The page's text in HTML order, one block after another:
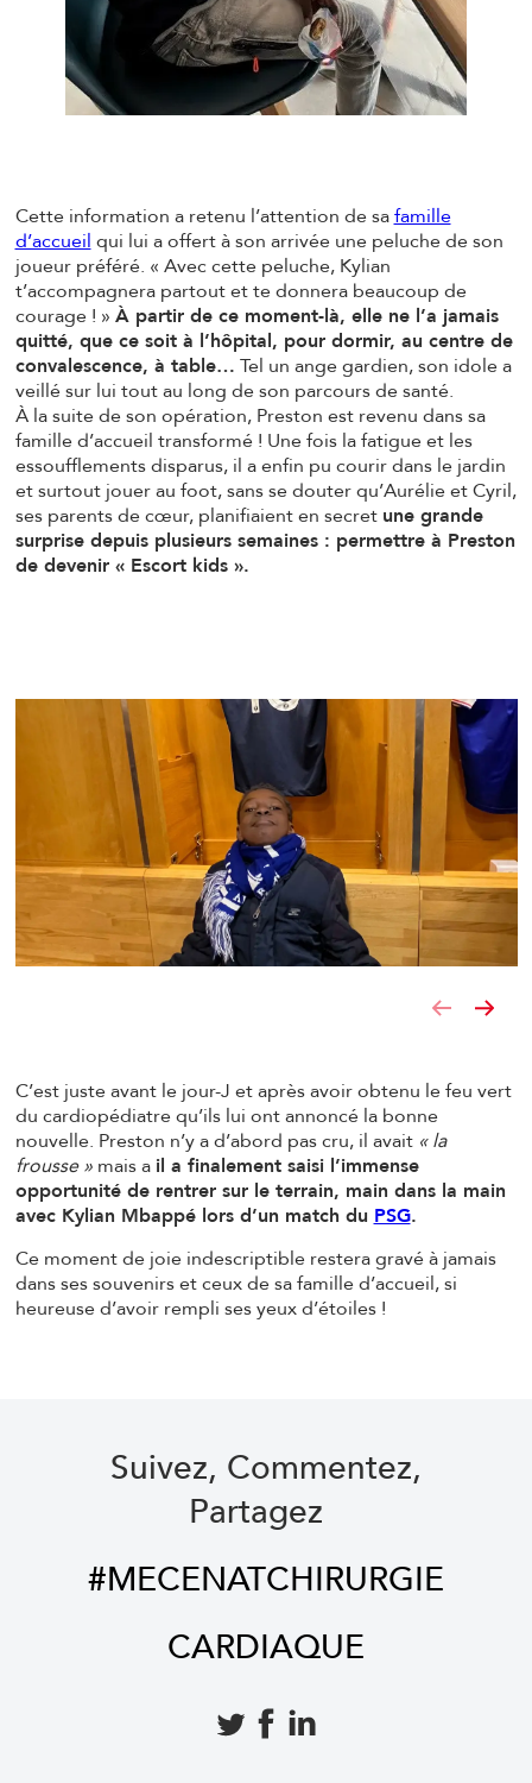
Cette information a retenu l’attention de safamille
d’accueil qui lui a offert à son arrivée une peluche de son
joueur préféré. « Avec cette peluche, Kylian
t’accompagnera partout et te donnera beaucoup de
courage ! » À partir de ce moment-là, elle ne l’a jamais
quitté, que ce soit à l’hôpital, pour dormir, au centre de
convalescence, à table… Tel un ange gardien, son idole a
veillé sur lui tout au long de son parcours de santé.
À la suite de son opération, Preston est revenu dans sa
famille d’accueil transformé ! Une fois la fatigue et les
essoufflements disparus, il a enfin pu courir dans le jardin
et surtout jouer au foot, sans se douter qu’Aurélie et Cyril,
ses parents de cœur, planifiaient en secret une grande
surprise depuis plusieurs semaines : permettre à Preston
de devenir « Escort kids ».
C’est juste avant le jour-J et après avoir obtenu le feu vert
du cardiopédiatre qu’ils lui ont annoncé la bonne
nouvelle. Preston n’y a d’abord pas cru, il avait « la
frousse » mais a il a finalement saisi l’immense
opportunité de rentrer sur le terrain, main dans la main
avec Kylian Mbappé lors d’un match du PSG.
Ce moment de joie indescriptible restera gravé à jamais
dans ses souvenirs et ceux de sa famille d’accueil, si
heureuse d’avoir rempli ses yeux d’étoiles !
Suivez, Commentez,
Partagez
#MECENATCHIRURGIE
CARDIAQUE